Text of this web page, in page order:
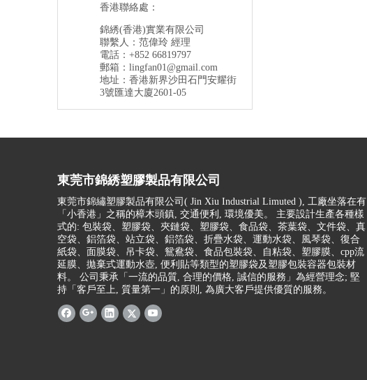
香港聯絡處：
錦綉(香港)實業有限公司
聯繫人：范偉玲 經理
電話：+852 66819797
郵箱： lingfan01@gmail.com
地址：香港新界沙田石門安耀街
3號匯達大廈2601-05
東莞市錦綉塑膠製品有限公司
東莞市錦繡塑膠製品有限公司( Jin Xiu Industrial Limuted ) , 工廠坐落在有
「小香港」之稱的樟木頭鎮, 交通便利, 環境優美。 主要設計生產各種樣
式的: 包裝袋、塑膠袋、夾鏈袋、塑膠袋、食品袋、茶葉袋、文件袋、真
空袋、鋁箔袋、站立袋、鋁箔袋、折疊水袋、運動水袋、風琴袋、復合
紙袋、面膜袋、吊卡袋、鴛鴦袋、食品包裝袋、自粘袋、塑膠膜、cpp流
延膜、拋棄式運動水壺, 便利貼等類型的塑膠袋及塑膠包裝容器包裝材
料。 公司秉承「一流的品質, 合理的價格, 誠信的服務」為經營理念; 堅
持「客戶至上, 質量第一」的原則, 為廣大客戶提供優質的服務。